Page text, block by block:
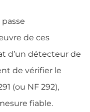
de ces
d’un détecteur de
de vérifier le
(ou NF 292),
fiable.